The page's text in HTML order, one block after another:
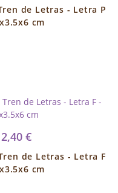
de Letras - Letra P
cm
2,40 €
de Letras - Letra F
cm